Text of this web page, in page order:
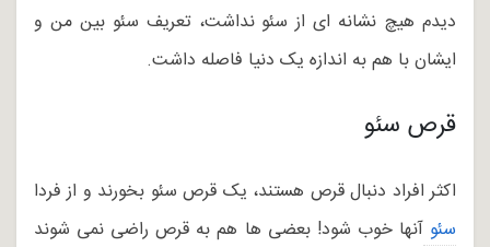
دیدم هیچ نشانه ای از سئو نداشت، تعریف سئو بین من و
ایشان با هم به اندازه یک دنیا فاصله داشت.
قرص سئو
اکثر افراد دنبال قرص هستند، یک قرص سئو بخورند و از فردا
سئو آنها خوب شود! بعضی ها هم به قرص راضی نمی شوند